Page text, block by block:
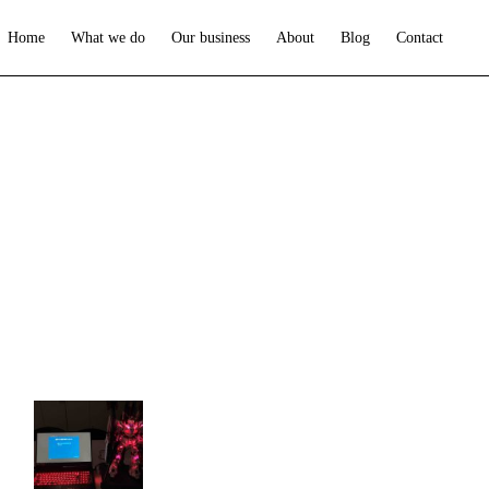
Home What we do Our business About Blog Contact